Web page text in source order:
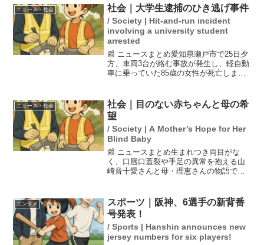
に2場所連続で4度目の優勝を果たし、横
綱に求められる...
ニュース・社会 社会｜大学生逮捕のひき逃げ事件
/ Society | Hit-and-run incident
involving a university student
arrested
📰 ニュースまとめ愛知県瀬戸市で25日夕
方、車両3台が絡む事故が発生し、軽自動
車に乗っていた85歳の女性が死亡しまし
歳の大学生を逮捕しました。この事件は
高齢者の交通...
ニュース・社会
社会｜目のない赤ちゃんと母の希
望
/ Society | A Mother’s Hope for Her
Blind Baby
📰 ニュースまとめ生まれつき両目がな
く、口唇口蓋裂や手足の異常を抱える山
崎音十愛さんと母・理恵さんの物語で
ました。音十愛さんは成長し、母に感謝
の言葉を伝えるまでになりま...
エンタメ
スポーツ｜阪神、6選手の新背番
号発表！
/ Sports | Hanshin announces new
jersey numbers for six players!